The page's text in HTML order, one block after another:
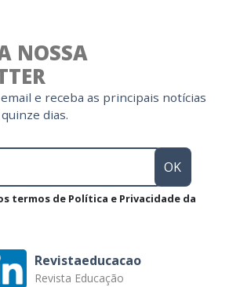
NOSSA
e receba as principais notícias
dias.
termos de Política e Privacidade da
Revistaeducacao
Revista Educação